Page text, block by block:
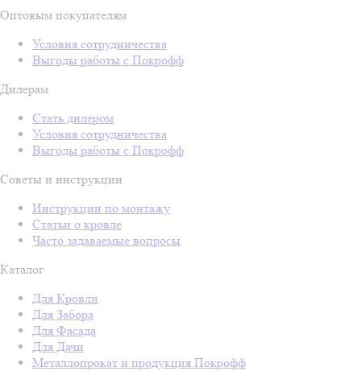
Оптовым покупателям
Условия сотрудничества
Выгоды работы с Покрофф
Дилерам
Стать дилером
Условия сотрудничества
Выгоды работы с Покрофф
Советы и инструкции
Инструкции по монтажу
Статьи о кровле
Часто задаваемые вопросы
Каталог
Для Кровли
Для Забора
Для Фасада
Для Дачи
Металлопрокат и продукция Покрофф